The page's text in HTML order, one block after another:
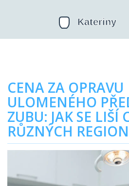
CENA ZA OPRAVU
ULOMENÉHO
ZUBU: JAK SE LIŠÍ
RŮZNÝCH